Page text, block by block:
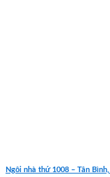
Ngôi nhà thứ 1008 – Tân